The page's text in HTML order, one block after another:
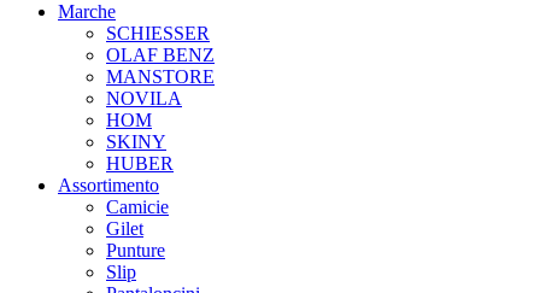
Marche
SCHIESSER
OLAF BENZ
MANSTORE
NOVILA
HOM
SKINY
HUBER
Assortimento
Camicie
Gilet
Punture
Slip